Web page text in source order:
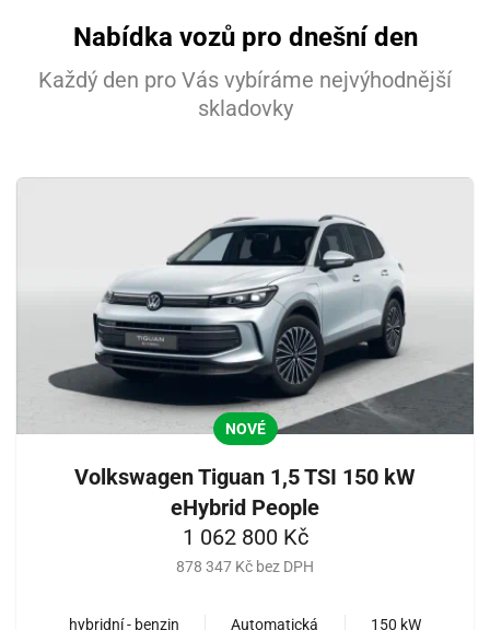
Nabídka vozů pro dnešní den
Každý den pro Vás vybíráme nejvýhodnější
skladovky
NOVÉ
Volkswagen Tiguan 1,5 TSI 150 kW
eHybrid People
1 062 800 Kč
878 347 Kč bez DPH
hybridní - benzin Automatická 150 kW